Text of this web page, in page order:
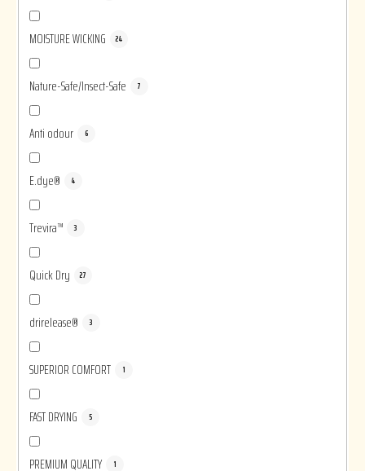
MOISTURE WICKING 24
Nature-Safe/Insect-Safe 7
Anti odour 6
E.dye® 4
Trevira™ 3
Quick Dry 27
drirelease® 3
SUPERIOR COMFORT 1
FAST DRYING 5
PREMIUM QUALITY 1